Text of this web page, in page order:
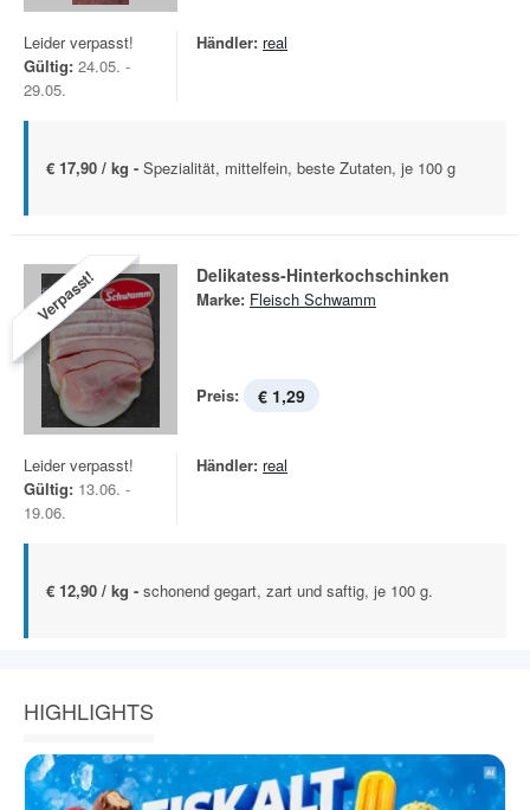
Leider verpasst!
Gültig: 24.05. -
29.05.
Händler: real
€ 17,90 / kg - Spezialität, mittelfein, beste Zutaten, je 100 g
Verpasst! Delikatess-Hinterkochschinken
Marke: Fleisch Schwamm
Preis: € 1,29
Leider verpasst!
Gültig: 13.06. -
19.06.
Händler: real
€ 12,90 / kg - schonend gegart, zart und saftig, je 100 g.
HIGHLIGHTS